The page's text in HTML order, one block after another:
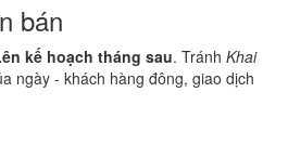
bán
kế hoạch tháng sau. Tránh Khai
ngày - khách hàng đông, giao dịch